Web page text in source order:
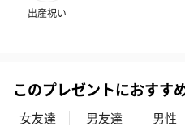
出産祝い
このプレゼントにおすす
女友達 男友達 男性